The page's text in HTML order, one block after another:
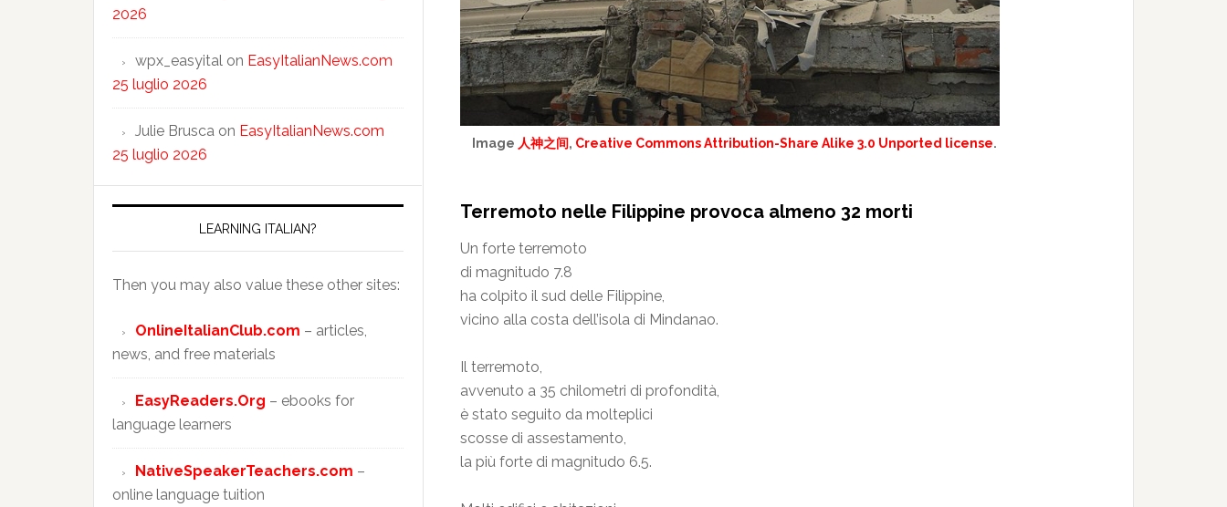
Image 人神之间, Creative Commons Attribution-Share Alike 3.0 Unported license.
Terremoto nelle Filippine provoca almeno 32 morti
Un forte terremoto
di magnitudo 7.8
ha colpito il sud delle Filippine,
vicino alla costa dell’isola di Mindanao.
Il terremoto,
avvenuto a 35 chilometri di profondità,
è stato seguito da molteplici
scosse di assestamento,
la più forte di magnitudo 6.5.
2026
wpx_easyital on EasyItalianNews.com
25 luglio 2026
Julie Brusca on EasyItalianNews.com
25 luglio 2026
LEARNING ITALIAN?
Then you may also value these other sites:
OnlineItalianClub.com – articles,
news, and free materials
EasyReaders.Org – ebooks for
language learners
NativeSpeakerTeachers.com –
online language tuition